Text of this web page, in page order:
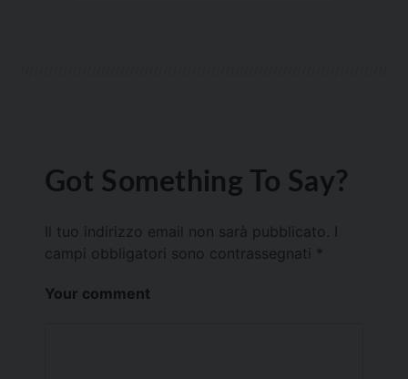
Got Something To Say?
Il tuo indirizzo email non sarà pubblicato.
campi obbligatori sono contrassegnati *
Your comment